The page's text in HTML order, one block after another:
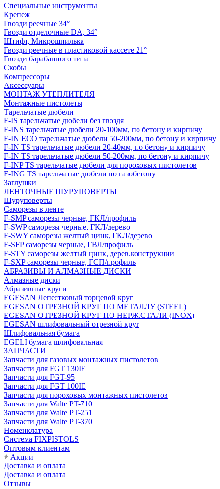
Специальные инструменты
Крепеж
Гвозди реечные 34°
Гвозди отделочные DA, 34°
Штифт, Микрошпилька
Гвозди реечные в пластиковой кассете 21°
Гвозди барабанного типа
Скобы
Компрессоры
Аксессуары
МОНТАЖ УТЕПЛИТЕЛЯ
Монтажные пистолеты
Тарельчатые дюбели
F-IS тарельчатые дюбели без гвоздя
F-INS тарельчатые дюбели 20-100мм, по бетону и кирпичу
F-IN ECO тарельчатые дюбели 50-200мм, по бетону и кирпичу
F-IN TS тарельчатые дюбели 20-40мм, по бетону и кирпичу
F-IN TS тарельчатые дюбели 50-200мм, по бетону и кирпичу
F-INP TS тарельчатые дюбели для пороховых пистолетов
F-ING TS тарельчатые дюбели по газобетону
Заглушки
ЛЕНТОЧНЫЕ ШУРУПОВЕРТЫ
Шуруповерты
Саморезы в ленте
F-SMP саморезы черные, ГКЛ/профиль
F-SWP саморезы черные, ГКЛ/дерево
F-SWY саморезы желтый цинк, ГКЛ/дерево
F-SFP саморезы черные, ГВЛ/профиль
F-STY саморезы желтый цинк, дерев.конструкции
F-SXP саморезы черные, ГСП/профиль
АБРАЗИВЫ И АЛМАЗНЫЕ ДИСКИ
Алмазные диски
Абразивные круги
EGESAN Лепестковый торцевой круг
EGESAN ОТРЕЗНОЙ КРУГ ПО МЕТАЛЛУ (STEEL)
EGESAN ОТРЕЗНОЙ КРУГ ПО НЕРЖ.СТАЛИ (INOX)
EGESAN шлифовальный отрезной круг
Шлифовальная бумага
EGELI бумага шлифовальная
ЗАПЧАСТИ
Запчасти для газовых монтажных пистолетов
Запчасти для FGT 130IE
Запчасти для FGT-95
Запчасти для FGT 100IE
Запчасти для пороховых монтажных пистолетов
Запчасти для Walte PT-710
Запчасти для Walte PT-251
Запчасти для Walte PT-370
Номенклатура
Система FIXPISTOLS
Оптовым клиентам
Акции
Доставка и оплата
Доставка и оплата
Отзывы